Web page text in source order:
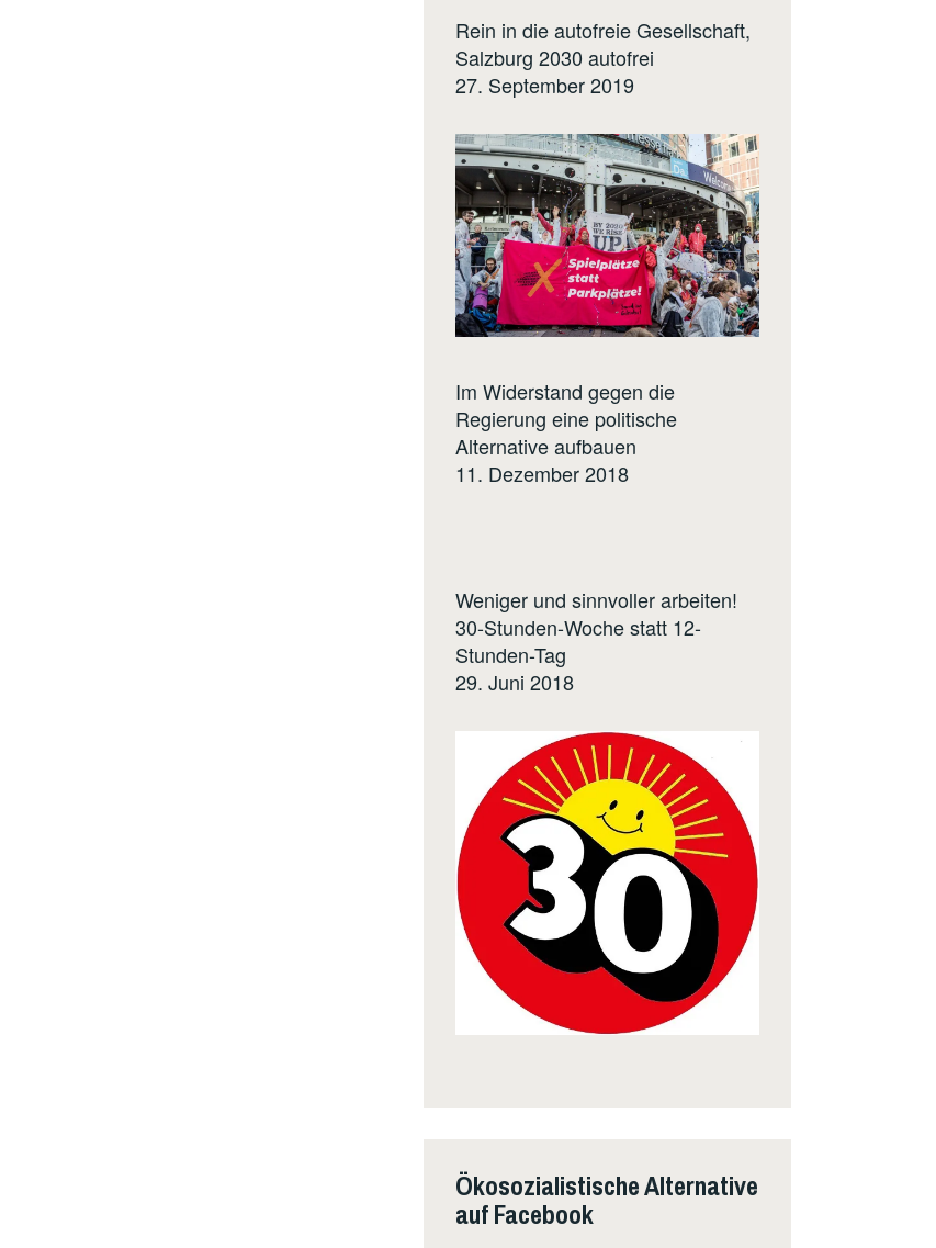
Rein in die autofreie Gesellschaft,
Salzburg 2030 autofrei
27. September 2019
Im Widerstand gegen die
Regierung eine politische
Alternative aufbauen
11. Dezember 2018
Weniger und sinnvoller arbeiten!
30-Stunden-Woche statt 12-
Stunden-Tag
29. Juni 2018
Ökosozialistische Alternative
auf Facebook